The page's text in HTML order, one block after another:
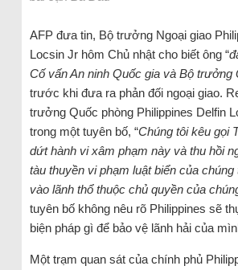
AFP đưa tin, Bộ trưởng Ngoại giao
Locsin Jr hôm Chủ nhật cho biết ông “
Cố vấn An ninh Quốc gia và Bộ trưởng
trước khi đưa ra phản đối ngoại giao.
trưởng Quốc phòng Philippines Delfin
trong một tuyên bố, “Chúng tôi kêu gọi
dứt hành vi xâm phạm này và thu hồi
tàu thuyền vi phạm luật biển của
vào lãnh thổ thuộc chủ quyền của
tuyên bố không nêu rõ Philippines sẽ
biện pháp gì để bảo vệ lãnh hải của
Một trạm quan sát của chính phủ